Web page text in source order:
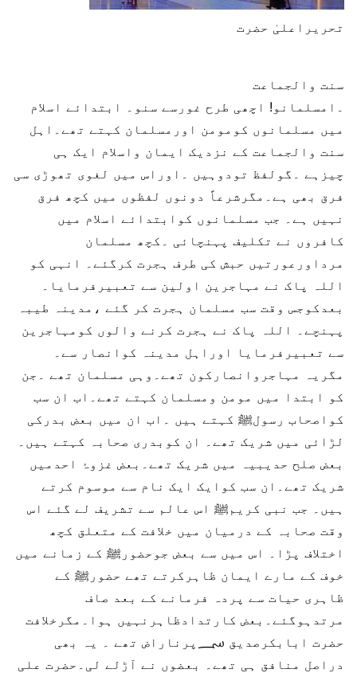
تحریراعلیٰ حضرت
سنت والجماعت
۔امسلمانو! اچھی طرح غورسے سنو۔ ابتدائے اسلام
میں مسلمانوں کومومن اورمسلمان کہتے تھے۔اہل
سنت والجماعت کے نزدیک ایمان واسلام ایک ہی
چیزہے ۔گولفظ تودوہیں ۔اوراس میں لغوی تھوڑی سی
فرق بھی ہے۔مگرشرعاً دونوں لفظوں میں کچھ فرق
نہیں ہے۔ جب مسلمانوں کوابتدائے اسلام میں
کافروں نے تکلیف پہنچائی ۔کچھ مسلمان
مرداورعورتیں حبش کی طرف ہجرت کرگئے۔ انہی کو
اللہ پاک نے مہاجرین اولین سے تعبیرفرمایا۔
بعدکوجس وقت سب مسلمان ہجرت کر گئے ،مدینہ طیبہ
پہنچے۔ اللہ پاک نے ہجرت کرنے والوں کومہاجرین
سے تعبیرفرمایا اوراہل مدینہ کوانصار سے۔
مگریہ مہاجروانصارکون تھے۔وہی مسلمان تھے ۔جن
کو ابتدا میں مومن ومسلمان کہتے تھے۔اب ان سب
کواصحاب رسولﷺ کہتے ہیں ۔اب ان میں بعض بدرکی
لڑائی میں شریک تھے۔ ان کوبدری صحابہ کہتے ہیں۔
بعض صلح حدیبیہ میں شریک تھے۔بعض غزوۂ احدمیں
شریک تھے۔ان سب کوایک ایک نام سے موسوم کرتے
ہیں۔ جب نبی کریمﷺ اس عالم سے تشریف لے گئے اس
وقت صحابہ کے درمیان میں خلافت کے متعلق کچھ
اختلاف پڑا۔ اس میں سے بعض جوحضورﷺ کے زمانے میں
خوف کے مارے ایمان ظاہرکرتے تھے حضورﷺ کے
ظاہری حیات سے پردہ فرمانے کے بعد صاف
مرتدہوگئے۔بعض کارتدادظاہرنہیں ہوا۔مگرخلافت
حضرت ابابکرصدیق ؄پرناراض تھے ۔ یہ بھی
دراصل منافق ہی تھے۔ بعضوں نے آڑلے لی۔حضرت علی